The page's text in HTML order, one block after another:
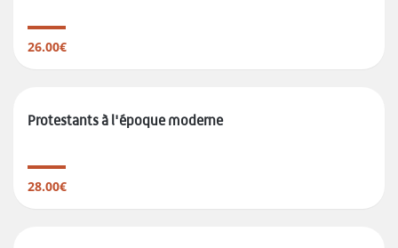
26.00€
Protestants à l'époque moderne
28.00€